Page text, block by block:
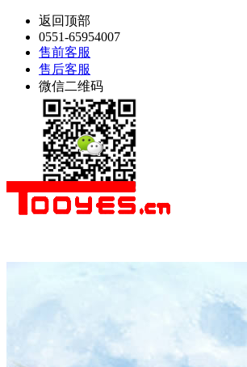
返回顶部
0551-65954007
售前客服
售后客服
微信二维码